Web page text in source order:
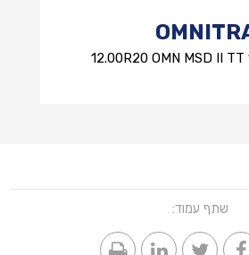
12.00R20 OMN MSD II
שתף עמוד: